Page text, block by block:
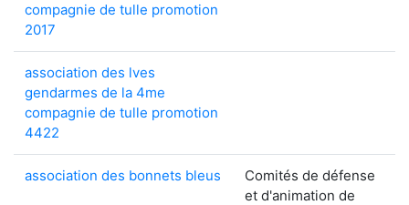
compagnie de tulle promotion
2017
association des lves
gendarmes de la 4me
compagnie de tulle promotion
4422
association des bonnets bleus
Comités de défense
et d'animation de